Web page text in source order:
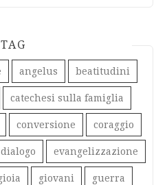
TAG
angelus beatitudini
catechesi sulla famiglia
conversione coraggio
dialogo evangelizzazione
giovani guerra